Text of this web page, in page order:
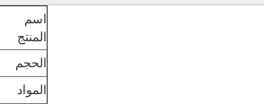
اسم
المنتج
الحجم
المواد